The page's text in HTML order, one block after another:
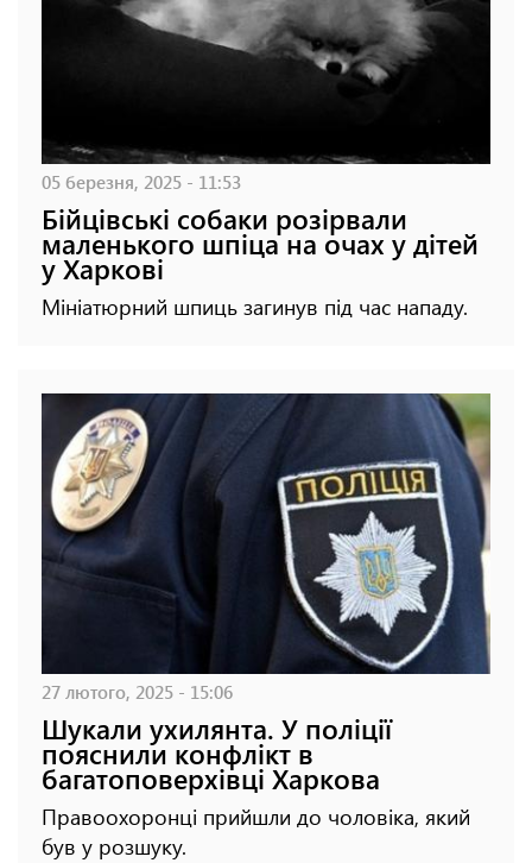
05 березня, 2025 - 11:53
Бійцівські собаки розірвали
маленького шпіца на очах у дітей
у Харкові
Мініатюрний шпиць загинув під час нападу.
27 лютого, 2025 - 15:06
Шукали ухилянта. У поліції
пояснили конфлікт в
багатоповерхівці Харкова
Правоохоронці прийшли до чоловіка, який
був у розшуку.